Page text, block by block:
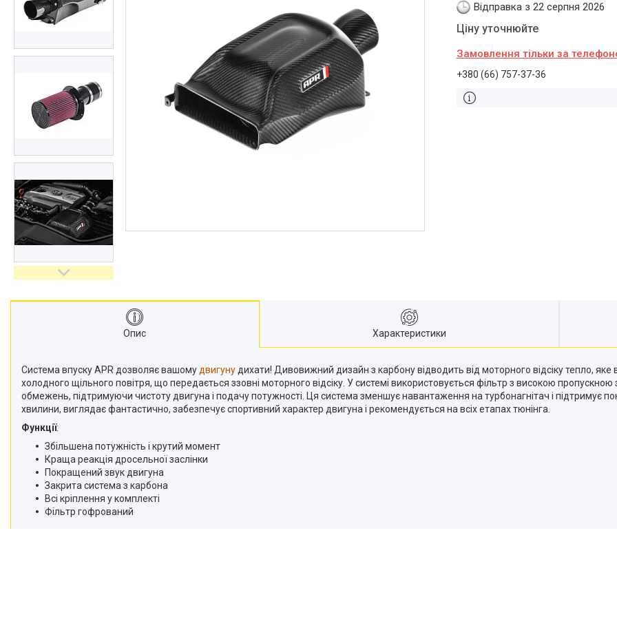
Відправка з 22 серпня 2026
Ціну уточнюйте
Замовлення тільки за
+380 (66) 757-37-36
Опис Характеристики
Система впуску APR дозволяє вашому двигуну дихати! Дивовижний дизайн з карбону відводить від моторного відсіку тепло,
холодного щільного повітря, що передається ззовні моторного відсіку. У системі використовується фільтр з високою
обмежень, підтримуючи чистоту двигуна і подачу потужності. Ця система зменшує навантаження на турбонагнітач і підтримує
хвилини, виглядає фантастично, забезпечує спортивний характер двигуна і рекомендується на всіх етапах тюнінга.
Функції:
Збільшена потужність і крутий момент
Краща реакція дросельної заслінки
Покращений звук двигуна
Закрита система з карбона
Всі кріплення у комплекті
Фільтр гофрований